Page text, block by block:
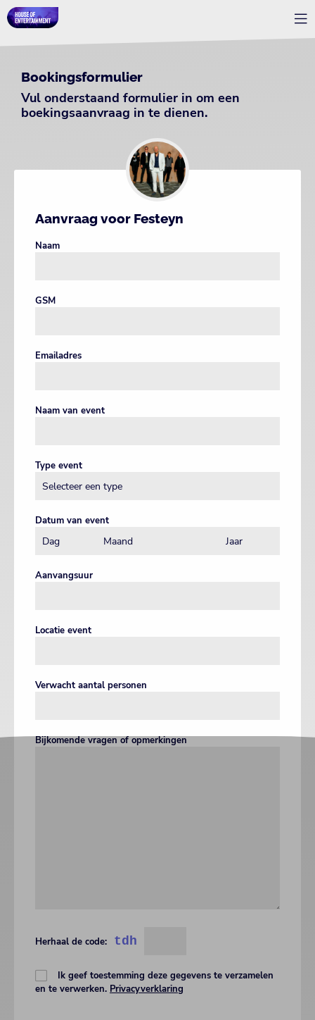
Bookingsformulier
Vul onderstaand formulier in om een
boekingsaanvraag in te dienen.
Aanvraag voor Festeyn
Naam
GSM
Emailadres
Naam van event
Type event
Datum van event
Aanvangsuur
Locatie event
Verwacht aantal personen
Bijkomende vragen of opmerkingen
Herhaal de code: tdh
Ik geef toestemming deze gegevens te verzamelen
en te verwerken. Privacyverklaring